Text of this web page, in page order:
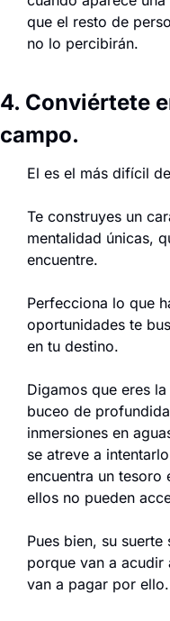
que el resto de
no lo percibirán.
4. Conviértete
campo.
El es el más difícil
Te construyes un
mentalidad únicas,
encuentre.
Perfecciona lo que
oportunidades te
en tu destino.
Digamos que eres
buceo de
inmersiones en
se atreve a
encuentra un tesoro
ellos no pueden
Pues bien, su
porque van a
van a pagar por ello.